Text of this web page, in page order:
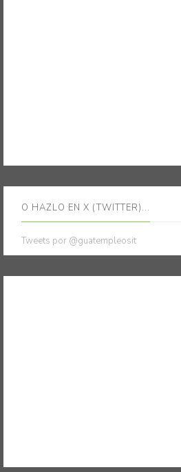
O HAZLO EN X (TWITTER)...
Tweets por @guatempleosit